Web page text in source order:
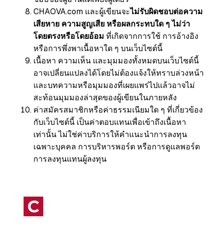
CHAOVA.com และผู้เขียนจะไม่รับผิดชอบต่อความ
เสียหาย ความสูญเสีย หรือผลกระทบใด ๆ ไม่ว่า
โดยตรงหรือโดยอ้อม ที่เกิดจากการใช้ การอ้างอิง
หรือการพึ่งพาเนื้อหาใด ๆ บนเว็บไซต์นี้
เนื้อหา ความเห็น และมุมมองทั้งหมดบนเว็บไซต์นี้
อาจเปลี่ยนแปลงได้โดยไม่ต้องแจ้งให้ทราบล่วงหน้า
และบทความหรือมุมมองที่เผยแพร่ไปแล้วอาจไม่
สะท้อนมุมมองล่าสุดของผู้เขียนในภายหลัง
ค่าสมัครสมาชิกหรือค่าธรรมเนียมใด ๆ ที่เกี่ยวข้อง
กับเว็บไซต์นี้ เป็นค่าตอบแทนเพื่อเข้าถึงเนื้อหา
เท่านั้น ไม่ใช่ค่าบริการให้คำแนะนำการลงทุน
เฉพาะบุคคล การบริหารพอร์ต หรือการดูแลพอร์ต
การลงทุนแทนผู้ลงทุน